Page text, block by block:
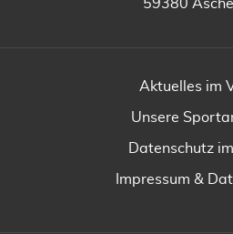
59380
Aktuelles im
Unsere
Datenschutz
Impressum &